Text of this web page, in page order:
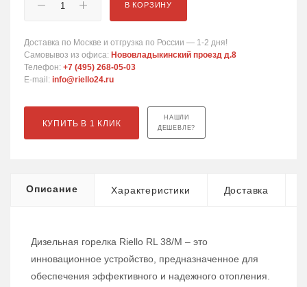
В КОРЗИНУ
Доставка по Москве и отгрузка по России — 1-2 дня!
Самовывоз из офиса: Нововладыкинский проезд д.8
Телефон: +7 (495) 268-05-03
E-mail: info@riello24.ru
КУПИТЬ В 1 КЛИК
НАШЛИ
ДЕШЕВЛЕ?
Описание Характеристики Доставка
Дизельная горелка Riello RL 38/M – это
инновационное устройство, предназначенное для
обеспечения эффективного и надежного отопления.